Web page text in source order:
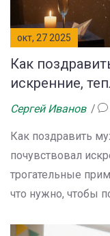
окт, 27 2025
Как
искренние,
варианты
Сергей Иванов
Как поздравить
почувствовал
трогательные
что нужно, чтобы